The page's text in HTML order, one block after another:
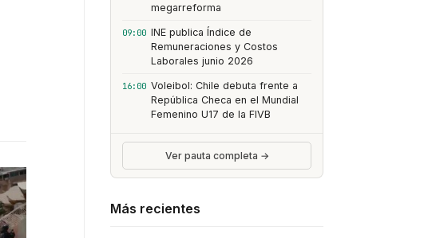
megarreforma
09:00 INE publica Índice de
Remuneraciones y Costos
Laborales junio 2026
16:00 Voleibol: Chile debuta frente a
República Checa en el Mundial
Femenino U17 de la FIVB
Ver pauta completa →
Más recientes